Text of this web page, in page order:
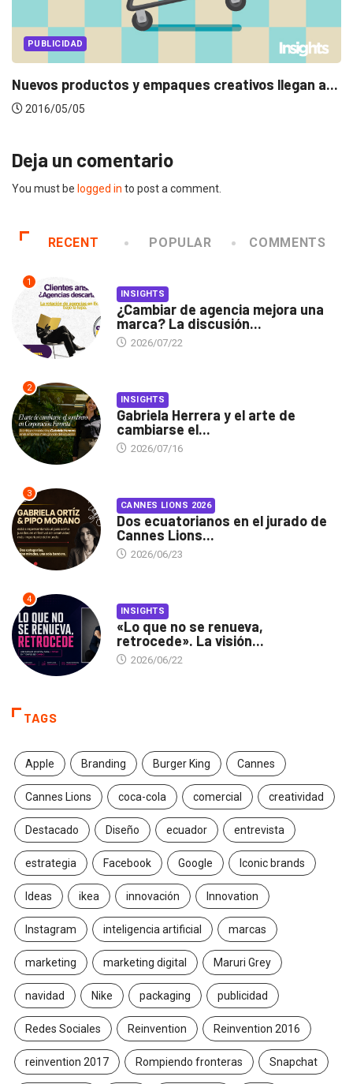
PUBLICIDAD
Nuevos productos y empaques creativos llegan a...
2016/05/05
Deja un comentario
You must be logged in to post a comment.
RECENT POPULAR COMMENTS
1
INSIGHTS
¿Cambiar de agencia mejora una
marca? La discusión...
2026/07/22
2
INSIGHTS
Gabriela Herrera y el arte de
cambiarse el...
2026/07/16
3
CANNES LIONS 2026
Dos ecuatorianos en el jurado de
Cannes Lions...
2026/06/23
4
INSIGHTS
«Lo que no se renueva,
retrocede». La visión...
2026/06/22
TAGS
Apple Branding Burger King Cannes
Cannes Lions coca-cola comercial creatividad
Destacado Diseño ecuador entrevista
estrategia Facebook Google Iconic brands
Ideas ikea innovación Innovation
Instagram inteligencia artificial marcas
marketing marketing digital Maruri Grey
navidad Nike packaging publicidad
Redes Sociales Reinvention Reinvention 2016
reinvention 2017 Rompiendo fronteras Snapchat